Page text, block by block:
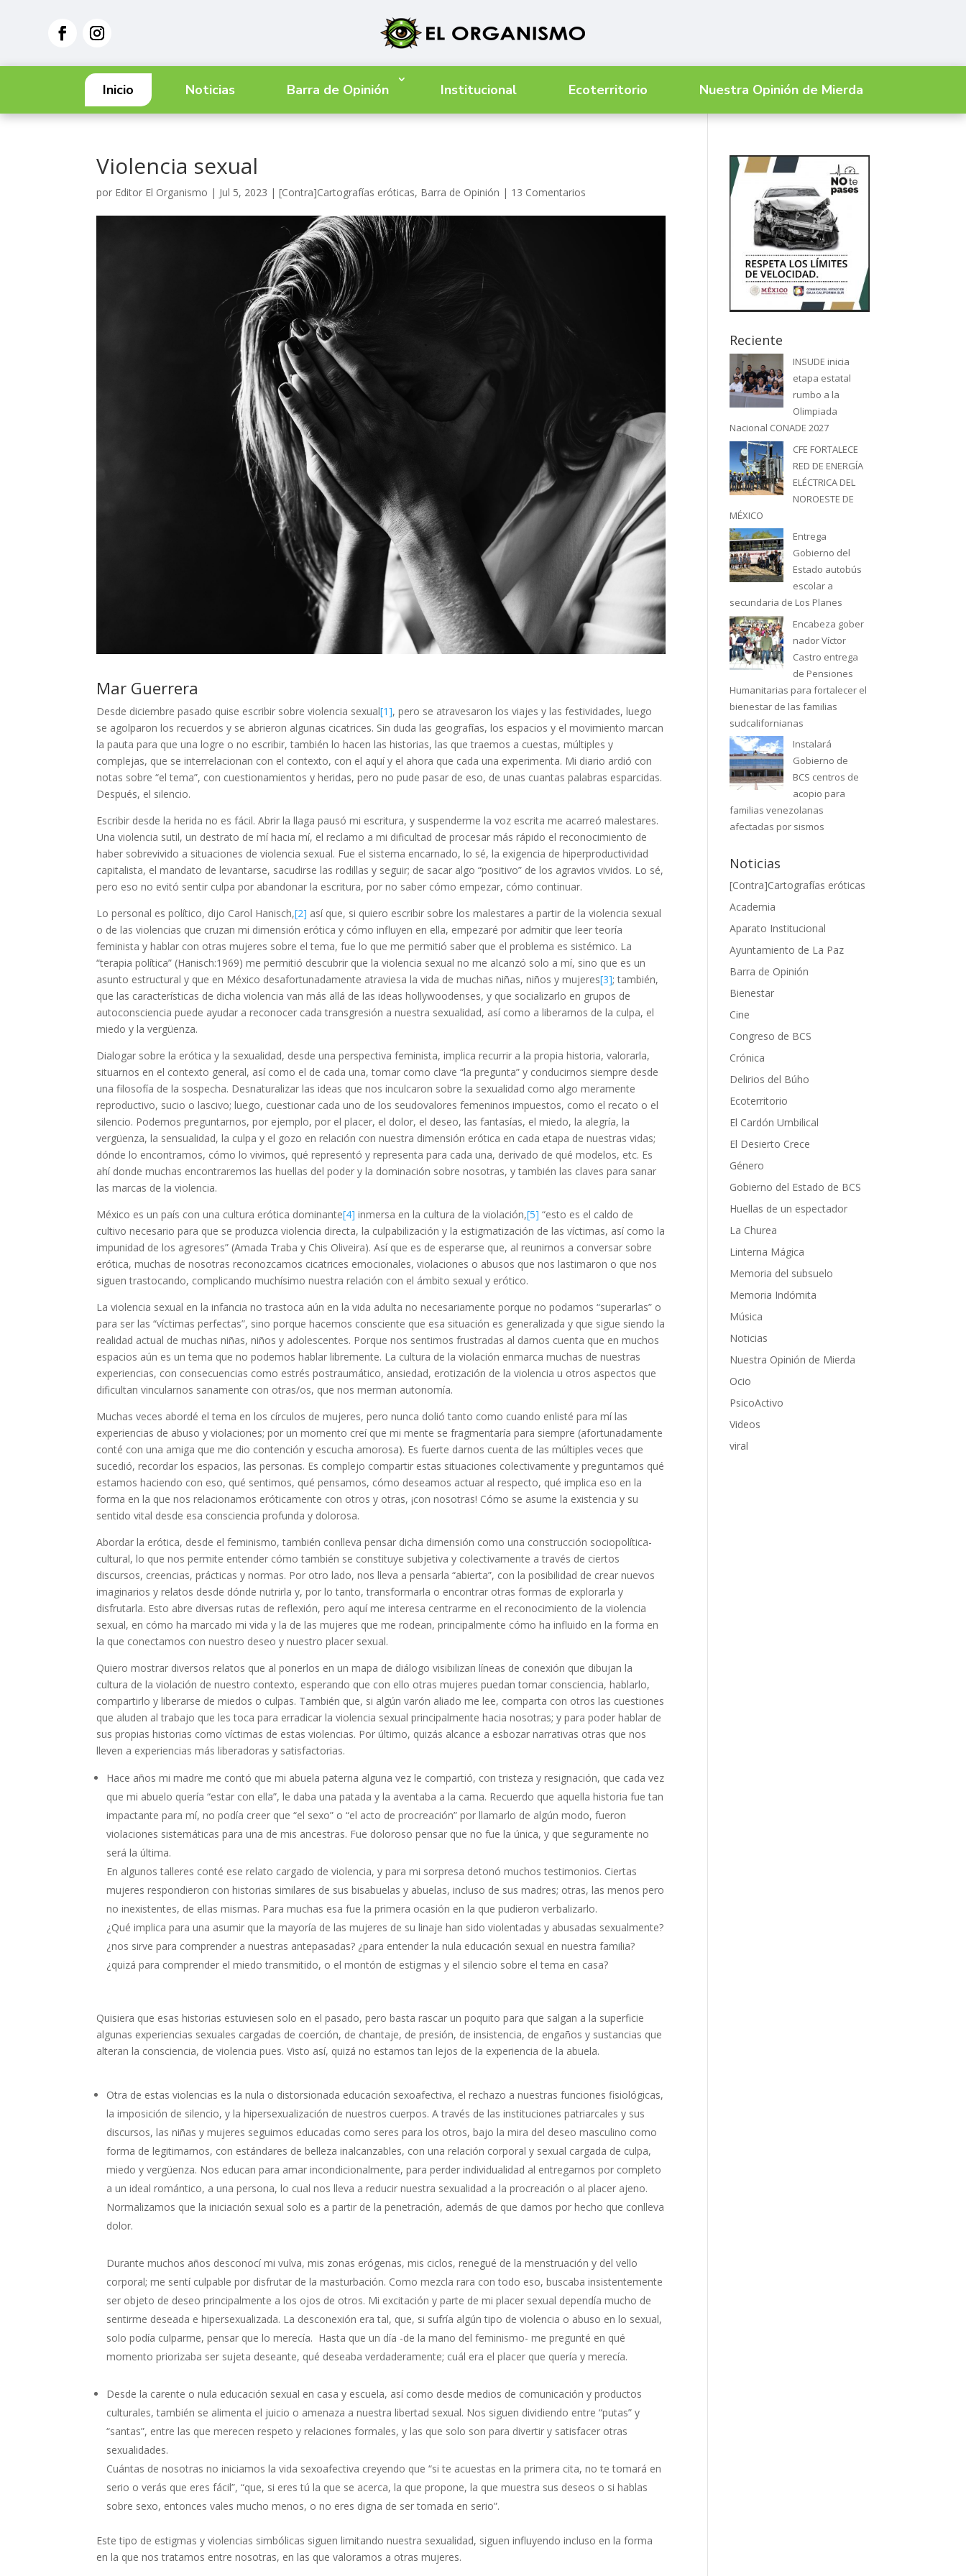
Inicio Noticias Barra de Opinión Institucional Ecoterritorio Nuestra Opinión de Mierda
Violencia sexual
por Editor El Organismo | Jul 5, 2023 |[Contra]Cartografías eróticas, Barra de Opinión | 13 Comentarios
Mar Guerrera
Desde diciembre pasado quise escribir sobre violencia sexual[1], pero se atravesaron los viajes y las festividades, luego
se agolparon los recuerdos y se abrieron algunas cicatrices. Sin duda las geografías, los espacios y el movimiento marcan
la pauta para que una logre o no escribir, también lo hacen las historias, las que traemos a cuestas, múltiples y
complejas, que se interrelacionan con el contexto, con el aquí y el ahora que cada una experimenta. Mi diario ardió con
notas sobre “el tema”, con cuestionamientos y heridas, pero no pude pasar de eso, de unas cuantas palabras esparcidas.
Después, el silencio.
Escribir desde la herida no es fácil. Abrir la llaga pausó mi escritura, y suspenderme la voz escrita me acarreó malestares.
Una violencia sutil, un destrato de mí hacia mí, el reclamo a mi dificultad de procesar más rápido el reconocimiento de
haber sobrevivido a situaciones de violencia sexual. Fue el sistema encarnado, lo sé, la exigencia de hiperproductividad
capitalista, el mandato de levantarse, sacudirse las rodillas y seguir; de sacar algo “positivo” de los agravios vividos. Lo sé,
pero eso no evitó sentir culpa por abandonar la escritura, por no saber cómo empezar, cómo continuar.
Lo personal es político, dijo Carol Hanisch,[2] así que, si quiero escribir sobre los malestares a partir de la violencia sexual
o de las violencias que cruzan mi dimensión erótica y cómo influyen en ella, empezaré por admitir que leer teoría
feminista y hablar con otras mujeres sobre el tema, fue lo que me permitió saber que el problema es sistémico. La
“terapia política” (Hanisch:1969) me permitió descubrir que la violencia sexual no me alcanzó solo a mí, sino que es un
asunto estructural y que en México desafortunadamente atraviesa la vida de muchas niñas, niños y mujeres[3]; también,
que las características de dicha violencia van más allá de las ideas hollywoodenses, y que socializarlo en grupos de
autoconsciencia puede ayudar a reconocer cada transgresión a nuestra sexualidad, así como a liberarnos de la culpa, el
miedo y la vergüenza.
Dialogar sobre la erótica y la sexualidad, desde una perspectiva feminista, implica recurrir a la propia historia, valorarla,
situarnos en el contexto general, así como el de cada una, tomar como clave “la pregunta” y conducirnos siempre desde
una filosofía de la sospecha. Desnaturalizar las ideas que nos inculcaron sobre la sexualidad como algo meramente
reproductivo, sucio o lascivo; luego, cuestionar cada uno de los seudovalores femeninos impuestos, como el recato o el
silencio. Podemos preguntarnos, por ejemplo, por el placer, el dolor, el deseo, las fantasías, el miedo, la alegría, la
vergüenza, la sensualidad, la culpa y el gozo en relación con nuestra dimensión erótica en cada etapa de nuestras vidas;
dónde lo encontramos, cómo lo vivimos, qué representó y representa para cada una, derivado de qué modelos, etc. Es
ahí donde muchas encontraremos las huellas del poder y la dominación sobre nosotras, y también las claves para sanar
las marcas de la violencia.
México es un país con una cultura erótica dominante[4] inmersa en la cultura de la violación,[5] “esto es el caldo de
cultivo necesario para que se produzca violencia directa, la culpabilización y la estigmatización de las víctimas, así como la
impunidad de los agresores” (Amada Traba y Chis Oliveira). Así que es de esperarse que, al reunirnos a conversar sobre
erótica, muchas de nosotras reconozcamos cicatrices emocionales, violaciones o abusos que nos lastimaron o que nos
siguen trastocando, complicando muchísimo nuestra relación con el ámbito sexual y erótico.
La violencia sexual en la infancia no trastoca aún en la vida adulta no necesariamente porque no podamos “superarlas” o
para ser las “víctimas perfectas”, sino porque hacemos consciente que esa situación es generalizada y que sigue siendo la
realidad actual de muchas niñas, niños y adolescentes. Porque nos sentimos frustradas al darnos cuenta que en muchos
espacios aún es un tema que no podemos hablar libremente. La cultura de la violación enmarca muchas de nuestras
experiencias, con consecuencias como estrés postraumático, ansiedad, erotización de la violencia u otros aspectos que
dificultan vincularnos sanamente con otras/os, que nos merman autonomía.
Muchas veces abordé el tema en los círculos de mujeres, pero nunca dolió tanto como cuando enlisté para mí las
experiencias de abuso y violaciones; por un momento creí que mi mente se fragmentaría para siempre (afortunadamente
conté con una amiga que me dio contención y escucha amorosa). Es fuerte darnos cuenta de las múltiples veces que
sucedió, recordar los espacios, las personas. Es complejo compartir estas situaciones colectivamente y preguntarnos qué
estamos haciendo con eso, qué sentimos, qué pensamos, cómo deseamos actuar al respecto, qué implica eso en la
forma en la que nos relacionamos eróticamente con otros y otras, ¡con nosotras! Cómo se asume la existencia y su
sentido vital desde esa consciencia profunda y dolorosa.
Abordar la erótica, desde el feminismo, también conlleva pensar dicha dimensión como una construcción sociopolítica-
cultural, lo que nos permite entender cómo también se constituye subjetiva y colectivamente a través de ciertos
discursos, creencias, prácticas y normas. Por otro lado, nos lleva a pensarla “abierta”, con la posibilidad de crear nuevos
imaginarios y relatos desde dónde nutrirla y, por lo tanto, transformarla o encontrar otras formas de explorarla y
disfrutarla. Esto abre diversas rutas de reflexión, pero aquí me interesa centrarme en el reconocimiento de la violencia
sexual, en cómo ha marcado mi vida y la de las mujeres que me rodean, principalmente cómo ha influido en la forma en
la que conectamos con nuestro deseo y nuestro placer sexual.
Quiero mostrar diversos relatos que al ponerlos en un mapa de diálogo visibilizan líneas de conexión que dibujan la
cultura de la violación de nuestro contexto, esperando que con ello otras mujeres puedan tomar consciencia, hablarlo,
compartirlo y liberarse de miedos o culpas. También que, si algún varón aliado me lee, comparta con otros las cuestiones
que aluden al trabajo que les toca para erradicar la violencia sexual principalmente hacia nosotras; y para poder hablar de
sus propias historias como víctimas de estas violencias. Por último, quizás alcance a esbozar narrativas otras que nos
lleven a experiencias más liberadoras y satisfactorias.
Hace años mi madre me contó que mi abuela paterna alguna vez le compartió, con tristeza y resignación, que cada vez
que mi abuelo quería “estar con ella”, le daba una patada y la aventaba a la cama. Recuerdo que aquella historia fue tan
impactante para mí, no podía creer que “el sexo” o “el acto de procreación” por llamarlo de algún modo, fueron
violaciones sistemáticas para una de mis ancestras. Fue doloroso pensar que no fue la única, y que seguramente no
será la última.
En algunos talleres conté ese relato cargado de violencia, y para mi sorpresa detonó muchos testimonios. Ciertas
mujeres respondieron con historias similares de sus bisabuelas y abuelas, incluso de sus madres; otras, las menos pero
no inexistentes, de ellas mismas. Para muchas esa fue la primera ocasión en la que pudieron verbalizarlo.
¿Qué implica para una asumir que la mayoría de las mujeres de su linaje han sido violentadas y abusadas sexualmente?
¿nos sirve para comprender a nuestras antepasadas? ¿para entender la nula educación sexual en nuestra familia?
¿quizá para comprender el miedo transmitido, o el montón de estigmas y el silencio sobre el tema en casa?
Quisiera que esas historias estuviesen solo en el pasado, pero basta rascar un poquito para que salgan a la superficie
algunas experiencias sexuales cargadas de coerción, de chantaje, de presión, de insistencia, de engaños y sustancias que
alteran la consciencia, de violencia pues. Visto así, quizá no estamos tan lejos de la experiencia de la abuela.
Otra de estas violencias es la nula o distorsionada educación sexoafectiva, el rechazo a nuestras funciones fisiológicas,
la imposición de silencio, y la hipersexualización de nuestros cuerpos. A través de las instituciones patriarcales y sus
discursos, las niñas y mujeres seguimos educadas como seres para los otros, bajo la mira del deseo masculino como
forma de legitimarnos, con estándares de belleza inalcanzables, con una relación corporal y sexual cargada de culpa,
miedo y vergüenza. Nos educan para amar incondicionalmente, para perder individualidad al entregarnos por completo
a un ideal romántico, a una persona, lo cual nos lleva a reducir nuestra sexualidad a la procreación o al placer ajeno.
Normalizamos que la iniciación sexual solo es a partir de la penetración, además de que damos por hecho que conlleva
dolor.
Durante muchos años desconocí mi vulva, mis zonas erógenas, mis ciclos, renegué de la menstruación y del vello
corporal; me sentí culpable por disfrutar de la masturbación. Como mezcla rara con todo eso, buscaba insistentemente
ser objeto de deseo principalmente a los ojos de otros. Mi excitación y parte de mi placer sexual dependía mucho de
sentirme deseada e hipersexualizada. La desconexión era tal, que, si sufría algún tipo de violencia o abuso en lo sexual,
solo podía culparme, pensar que lo merecía. Hasta que un día -de la mano del feminismo- me pregunté en qué
momento priorizaba ser sujeta deseante, qué deseaba verdaderamente; cuál era el placer que quería y merecía.
Desde la carente o nula educación sexual en casa y escuela, así como desde medios de comunicación y productos
culturales, también se alimenta el juicio o amenaza a nuestra libertad sexual. Nos siguen dividiendo entre “putas” y
“santas”, entre las que merecen respeto y relaciones formales, y las que solo son para divertir y satisfacer otras
sexualidades.
Cuántas de nosotras no iniciamos la vida sexoafectiva creyendo que “si te acuestas en la primera cita, no te tomará en
serio o verás que eres fácil”, “que, si eres tú la que se acerca, la que propone, la que muestra sus deseos o si hablas
sobre sexo, entonces vales mucho menos, o no eres digna de ser tomada en serio”.
Este tipo de estigmas y violencias simbólicas siguen limitando nuestra sexualidad, siguen influyendo incluso en la forma
en la que nos tratamos entre nosotras, en las que valoramos a otras mujeres.
Reciente
INSUDE inicia
etapa estatal
rumbo a la
Olimpiada
Nacional CONADE 2027
CFE FORTALECE
RED DE ENERGÍA
ELÉCTRICA DEL
NOROESTE DE
MÉXICO
Entrega
Gobierno del
Estado autobús
escolar a
secundaria de Los Planes
Encabeza gober
nador Víctor
Castro entrega
de Pensiones
Humanitarias para fortalecer el
bienestar de las familias
sudcalifornianas
Instalará
Gobierno de
BCS centros de
acopio para
familias venezolanas
afectadas por sismos
Noticias
[Contra]Cartografías eróticas
Academia
Aparato Institucional
Ayuntamiento de La Paz
Barra de Opinión
Bienestar
Cine
Congreso de BCS
Crónica
Delirios del Búho
Ecoterritorio
El Cardón Umbilical
El Desierto Crece
Género
Gobierno del Estado de BCS
Huellas de un espectador
La Churea
Linterna Mágica
Memoria del subsuelo
Memoria Indómita
Música
Noticias
Nuestra Opinión de Mierda
Ocio
PsicoActivo
Videos
viral